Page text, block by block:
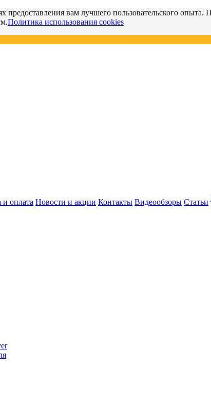
предоставления вам лучшего пользовательского
Политика использования cookies
и оплата Новости и акции Контакты Видеообзоры Статьи